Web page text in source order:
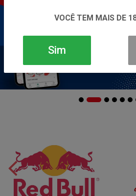
VOCÊ TEM MAIS DE
Sim